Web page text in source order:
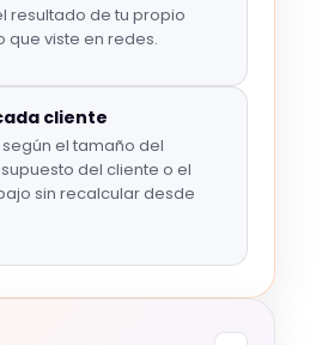
resultado de tu propio
que viste en redes.
cliente
el tamaño del
del cliente o el
sin recalcular desde